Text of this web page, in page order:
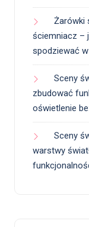
Żarówki
ściemniacz –
spodziewać
Sceny
zbudować
oświetlenie
Sceny
warstwy